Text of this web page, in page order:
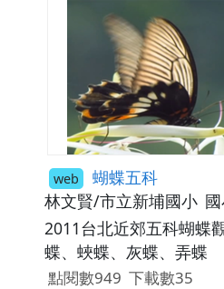
web 蝴蝶五科
林文賢/市立新埔國小
2011台北近郊五科蝴蝶
蝶、蛺蝶、灰蝶、弄蝶
點閱數949 下載數35